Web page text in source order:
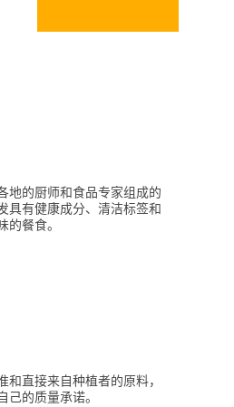
地的厨师和食品专家组成的
具有健康成分、清洁标签和
的餐食。
和直接来自种植者的原料，
己的质量承诺。